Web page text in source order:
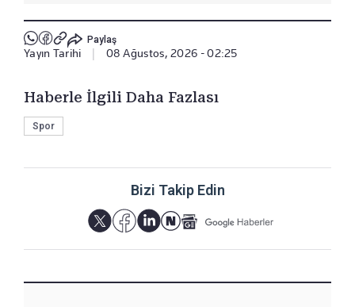
Paylaş
Yayın Tarihi 08 Ağustos, 2026 - 02:25
Haberle İlgili Daha Fazlası
Spor
Bizi Takip Edin